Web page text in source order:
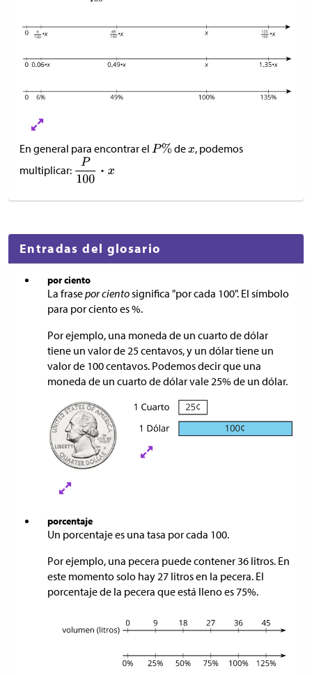
En general para encontrar el de
, podemos
multiplicar:
Entradas del glosario
por ciento
La frasepor cientosignifica "por cada 100". El símbolo
para por ciento es %.
Por ejemplo, una moneda de un cuarto de dólar
tiene un valor de 25 centavos, y un dólar tiene un
valor de 100 centavos. Podemos decir que una
moneda de un cuarto de dólar vale 25% de un dólar.
porcentaje
Un porcentaje es una tasa por cada 100.
Por ejemplo, una pecera puede contener 36 litros. En
este momento solo hay 27 litros en la pecera. El
porcentaje de la pecera que está lleno es 75%.